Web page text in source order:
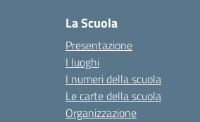
La Scuola
Presentazione
I luoghi
I numeri della scuola
Le carte della scuola
Organizzazione